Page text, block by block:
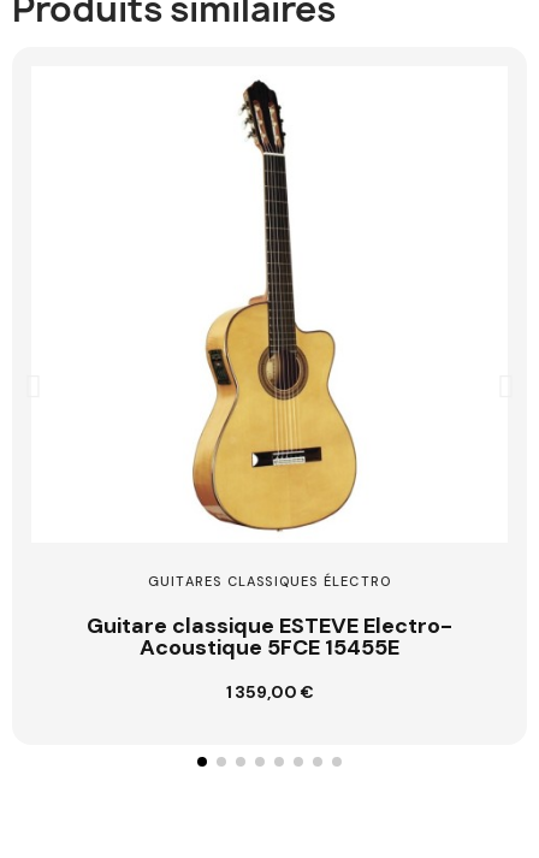
GUITARES CLASSIQUES ÉLECTRO
Guitare classique ESTEVE Electro-
Acoustique 5FCE 15455E
1 359,00 €
Ajouter au panier